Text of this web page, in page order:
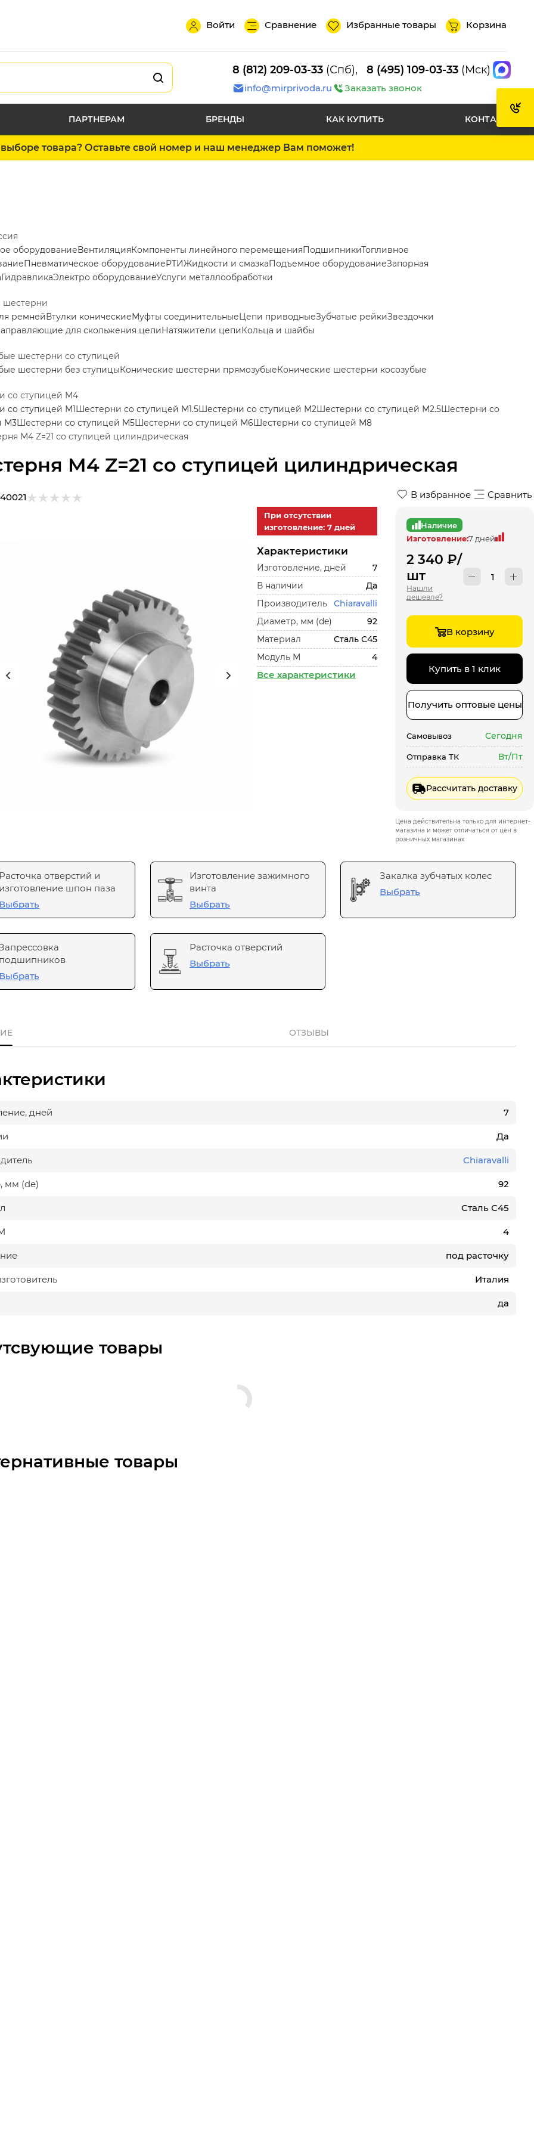
Войти Сравнение Избранные товары Корзина
8 (812) 209-03-33 (Спб), 8 (495) 109-03-33 (Мск)
info@mirprivoda.ru Заказать звонок
ПАРТНЕРАМ БРЕНДЫ КАК КУПИТЬ КОНТАКТЫ
товара? Оставьте свой номер и наш менеджер Вам поможет!
M4 Z=21 со ступицей цилиндрическая
оборудованиеВентиляцияКомпоненты линейного перемещенияПодшипникиТопливное
Пневматическое оборудованиеРТИЖидкости и смазкаПодъемное оборудованиеЗапорная
ГидравликаЭлектро оборудованиеУслуги металлообработки
шестерни
ремнейВтулки коническиеМуфты соединительныеЦепи приводныеЗубчатые рейкиЗвездочки
для скольжения цепиНатяжители цепиКольца и шайбы
шестерни со ступицей
шестерни без ступицыКонические шестерни прямозубыеКонические шестерни косозубые
со ступицей М4
со ступицей М1Шестерни со ступицей М1.5Шестерни со ступицей М2Шестерни со ступицей М2.5Шестерни со
М3Шестерни со ступицей М5Шестерни со ступицей М6Шестерни со ступицей М8
M4 Z=21 со ступицей цилиндрическая
В избранное Сравнить
При отсутствии
изготовление: 7 дней
Характеристики
Изготовление, дней
7
В наличии
Да
Производитель
Chiaravalli
Диаметр, мм (de)
92
Материал
Сталь С45
Модуль М
4
Все характеристики
Наличие
Изготовление:7 дней
2 340 ₽/
шт
Нашли
дешевле?
В корзину
Купить в 1 клик
Получить оптовые цены
Самовывоз Сегодня
Отправка ТК Вт/Пт
Рассчитать доставку
Цена действительна только для интернет-
магазина и может отличаться от цен в
розничных магазинах
Расточка отверстий и
изготовление шпон паза
Выбрать
Изготовление зажимного
винта
Выбрать
Закалка зубчатых колес
Выбрать
подшипников
Выбрать
Расточка отверстий
Выбрать
ОТЗЫВЫ
дней 7
Да
Chiaravalli
мм (de) 92
Сталь С45
4
под расточку
Италия
да
товары
товары